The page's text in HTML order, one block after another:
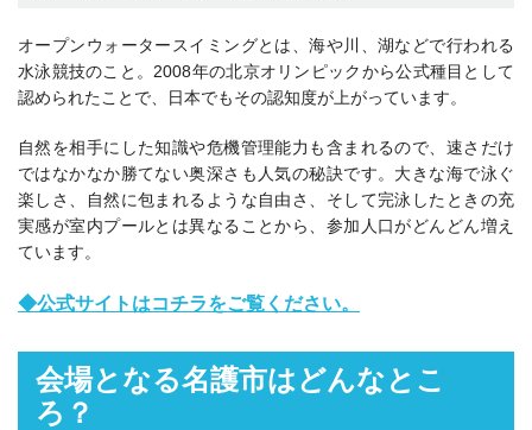
オープンウォータースイミングとは、海や川、湖などで行われる
水泳競技のこと。2008年の北京オリンピックから公式種目として
認められたことで、日本でもその認知度が上がっています。
自然を相手にした知識や危機管理能力も含まれるので、速さだけ
ではなかなか勝てない奥深さも人気の秘訣です。大きな海で泳ぐ
楽しさ、自然に包まれるような自由さ、そして完泳したときの充
実感が室内プールとは異なることから、参加人口がどんどん増え
ています。
◆公式サイトはコチラをご覧ください。
会場となる名護市はどんなとこ
ろ？